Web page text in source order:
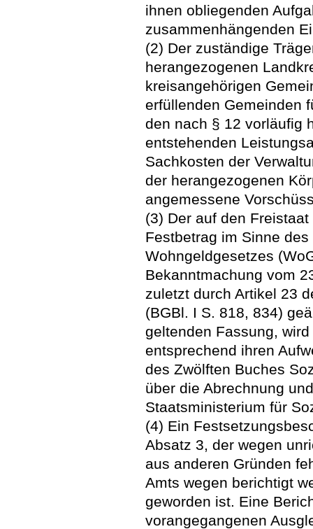
ihnen obliegenden
zusammenhängenden
(2) Der zuständige
herangezogenen
kreisangehörigen
erfüllenden Gemeinden
den nach § 12 vorläufig
entstehenden
Sachkosten der
der herangezogenen
angemessene
(3) Der auf den
Festbetrag im Sinne
Wohngeldgesetzes
Bekanntmachung vom
zuletzt durch Artikel 23
(BGBl. I S. 818, 834)
geltenden Fassung,
entsprechend ihren
des Zwölften Buches
über die Abrechnung
Staatsministerium für
(4) Ein
Absatz 3, der wegen
aus anderen Gründen
Amts wegen berichtigt
geworden ist. Eine
vorangegangenen